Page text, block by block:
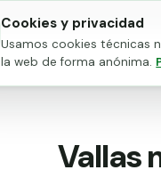
Cookies y privacidad
Usamos cookies técnicas
la web de forma anónima.
Mallas metálicas
Vallas